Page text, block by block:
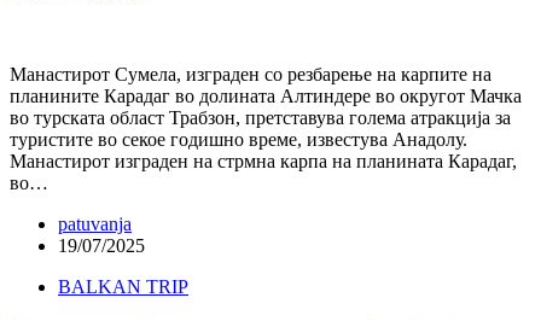
Манастирот Сумела, изграден со резбарење на карпите на
планините Карадаг во долината Алтиндере во округот Мачка
во турската област Трабзон, претставува голема атракција за
туристите во секое годишно време, известува Анадолу.
Манастирот изграден на стрмна карпа на планината Карадаг,
во…
patuvanja
19/07/2025
BALKAN TRIP